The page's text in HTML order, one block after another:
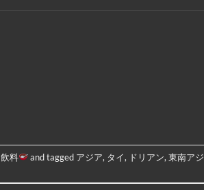
料 and tagged アジア, タイ, ドリアン,東南アジ